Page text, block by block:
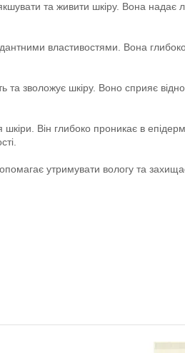
та живити шкіру. Вона надає
властивостями. Вона
зволожує шкіру. Воно сприяє
Він глибоко проникає в
утримувати вологу та